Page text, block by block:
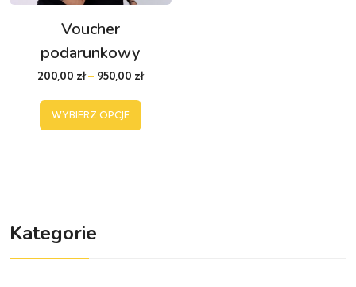
Voucher
podarunkowy
200,00 zł– 950,00 zł
WYBIERZ OPCJE
Kategorie